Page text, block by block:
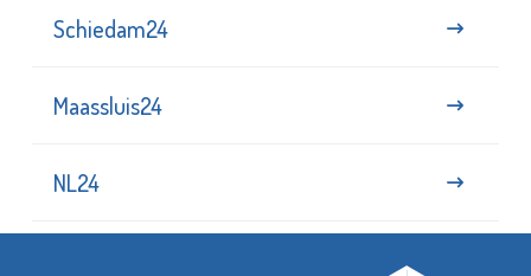
Schiedam24
Maassluis24
NL24